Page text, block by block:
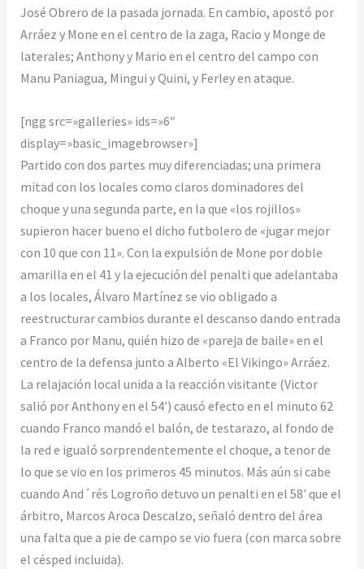
José Obrero de la pasada jornada. En cambio, apostó por
Arráez y Mone en el centro de la zaga, Racio y Monge de
laterales; Anthony y Mario en el centro del campo con
Manu Paniagua, Mingui y Quini, y Ferley en ataque.
[ngg src=»galleries» ids=»6″
display=»basic_imagebrowser»]
Partido con dos partes muy diferenciadas; una primera
mitad con los locales como claros dominadores del
choque y una segunda parte, en la que «los rojillos»
supieron hacer bueno el dicho futbolero de «jugar mejor
con 10 que con 11». Con la expulsión de Mone por doble
amarilla en el 41 y la ejecución del penalti que adelantaba
a los locales, Álvaro Martínez se vio obligado a
reestructurar cambios durante el descanso dando entrada
a Franco por Manu, quién hizo de «pareja de baile» en el
centro de la defensa junto a Alberto «El Vikingo» Arráez.
La relajación local unida a la reacción visitante (Victor
salió por Anthony en el 54′) causó efecto en el minuto 62
cuando Franco mandó el balón, de testarazo, al fondo de
la red e igualó sorprendentemente el choque, a tenor de
lo que se vio en los primeros 45 minutos. Más aún si cabe
cuando And´rés Logroño detuvo un penalti en el 58′ que el
árbitro, Marcos Aroca Descalzo, señaló dentro del área
una falta que a pie de campo se vio fuera (con marca sobre
el césped incluida).